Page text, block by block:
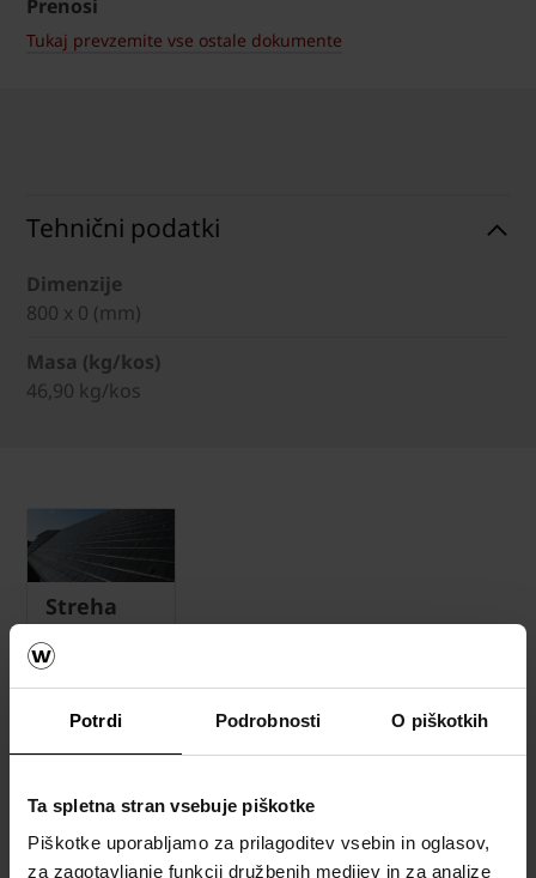
Potrdi Podrobnosti O piškotkih
Ta spletna stran vsebuje piškotke
Piškotke uporabljamo za prilagoditev vsebin in oglasov,
za zagotavljanje funkcij družbenih medijev in za analize
Prenosi
Tukaj prevzemite vse ostale dokumente
Tehnični podatki
Dimenzije
800 x 0 (mm)
Masa (kg/kos)
46,90 kg/kos
Streha
za izračun
strehe
brezplačni
material